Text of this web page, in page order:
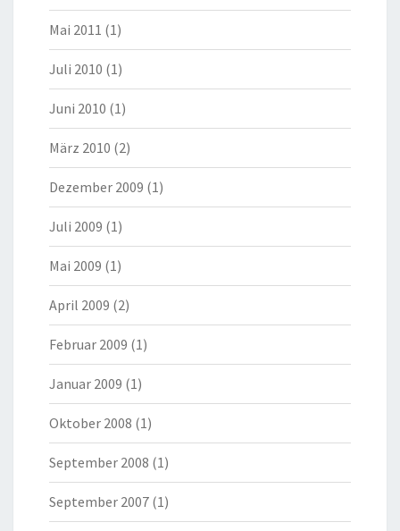
Mai 2011 (1)
Juli 2010 (1)
Juni 2010 (1)
März 2010 (2)
Dezember 2009 (1)
Juli 2009 (1)
Mai 2009 (1)
April 2009 (2)
Februar 2009 (1)
Januar 2009 (1)
Oktober 2008 (1)
September 2008 (1)
September 2007 (1)